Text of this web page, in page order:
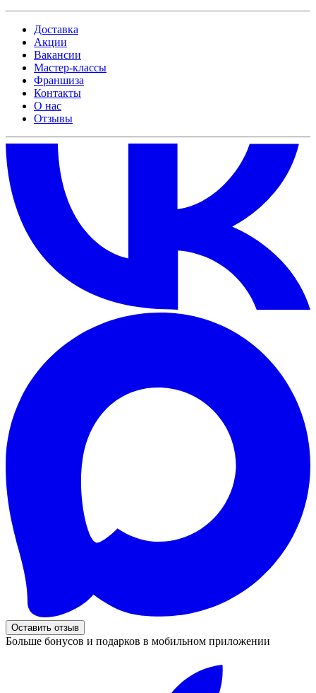
Доставка
Акции
Вакансии
Мастер-классы
Франшиза
Контакты
О нас
Отзывы
Оставить отзыв
Больше бонусов и подарков в мобильном приложении